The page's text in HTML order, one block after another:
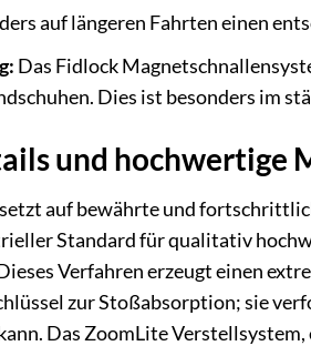
auf längeren Fahrten einen
Das Fidlock
Dies ist besonders im
und hochwertige
setzt auf bewährte und
Standard für qualitativ
Verfahren erzeugt einen
zur Stoßabsorption; sie
Das ZoomLite